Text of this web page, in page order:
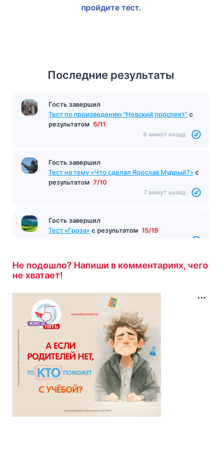
пройдите тест.
Последние результаты
Гость завершил
Тест по произведению "Невский проспект" с
результатом 5/11
6 минут назад
Гость завершил
Тест на тему «Что сделал Ярослав Мудрый?» с
результатом 7/10
7 минут назад
Гость завершил
Тест «Гроза» с результатом 15/19
Не подошло? Напиши в комментариях, чего
не хватает!